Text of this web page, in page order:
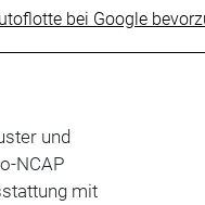
bei Google
und
NCAP
mit